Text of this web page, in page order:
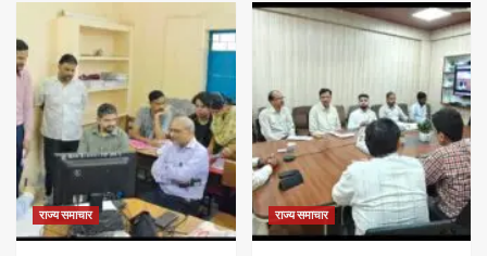
राज्य समाचार राज्य समाचार